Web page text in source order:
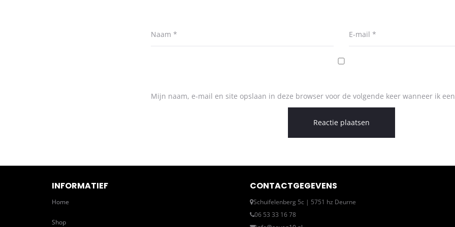
Naam * E-mail *
Mijn naam, e-mail en site opslaan in deze browser voor de volgende keer wanneer ik
INFORMATIEF
Home
Shop
CONTACTGEGEVENS
Schuifelenberg 5c | 5751 hz Deurne
06 53 33 16 78